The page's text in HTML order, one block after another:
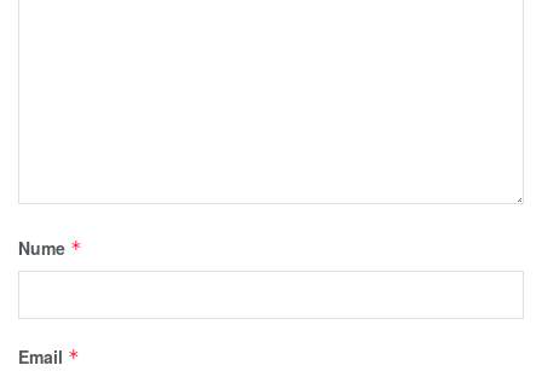
Nume *
Email *